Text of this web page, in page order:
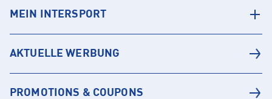
MEIN INTERSPORT
AKTUELLE WERBUNG
PROMOTIONS & COUPONS